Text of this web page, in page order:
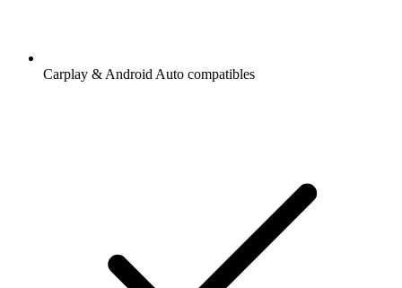
Carplay & Android Auto compatibles